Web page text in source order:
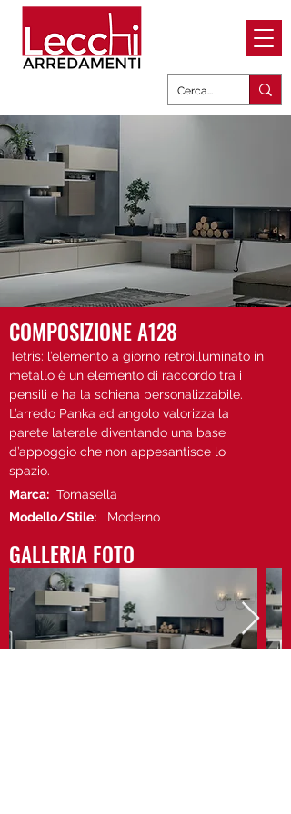
COMPOSIZIONE A128
Tetris: l’elemento a giorno retroilluminato in
metallo è un elemento di raccordo tra i
pensili e ha la schiena personalizzabile.
L’arredo Panka ad angolo valorizza la
parete laterale diventando una base
d’appoggio che non appesantisce lo
spazio.
Marca: Tomasella
Modello/Stile:
Moderno
GALLERIA FOTO